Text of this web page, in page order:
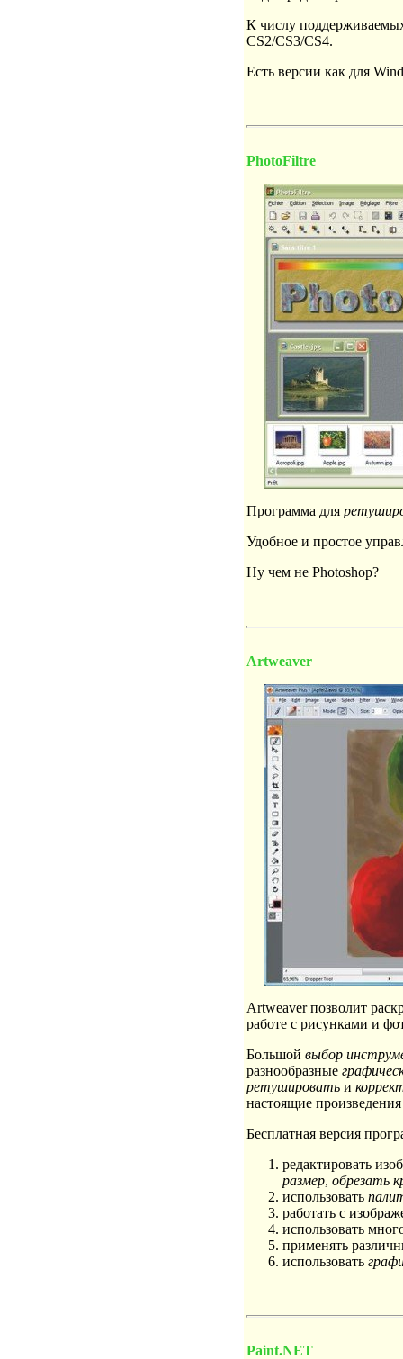
К числу
CS2/CS3/CS4.
Есть версии как для
PhotoFiltre
Программа для
Удобное и простое
Ну чем не Photoshop?
Artweaver
Artweaver позволит
работе с рисунками и
Большой выбор
разнообразные
ретушировать и
настоящие произведения
Бесплатная версия
редактировать
размер, обрезать
использовать
работать с
использовать
применять
использовать
Paint.NET